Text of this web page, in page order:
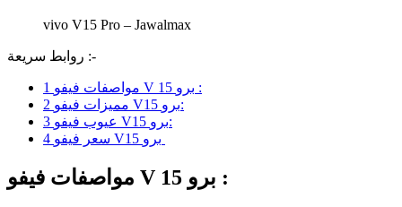
vivo V15 Pro – Jawalmax
روابط سريعة :-
1
مواصفات فيفو V 15 برو :
2
مميزات فيفو V15 برو:
3
عيوب فيفو V15 برو:
4
مواصفات فيفو V 15 برو :